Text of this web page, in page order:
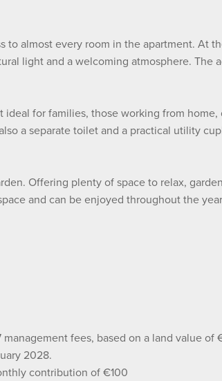
almost every room in the apartment. At
light and a welcoming atmosphere.
for families, those working from
a separate toilet and a practical utility
Offering plenty of space to relax,
and can be enjoyed throughout the
fees, based on a land value
2028.
contribution of €100